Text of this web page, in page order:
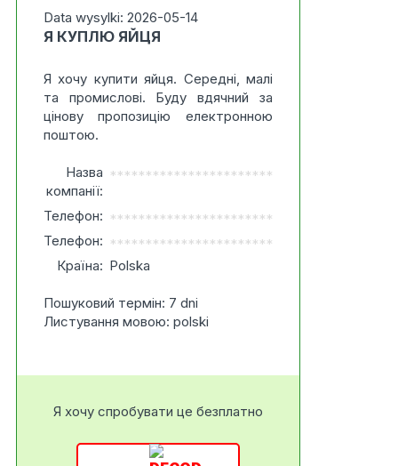
Data wysylki: 2026-05-14
Я КУПЛЮ ЯЙЦЯ
Я хочу купити яйця. Середні, малі
та промислові. Буду вдячний за
цінову пропозицію електронною
поштою.
Назва
компанії:
***********************
Телефон: ***********************
Телефон: ***********************
Країна: Polska
Пошуковий термін: 7 dni
Листування мовою: polski
Я хочу спробувати це безплатно